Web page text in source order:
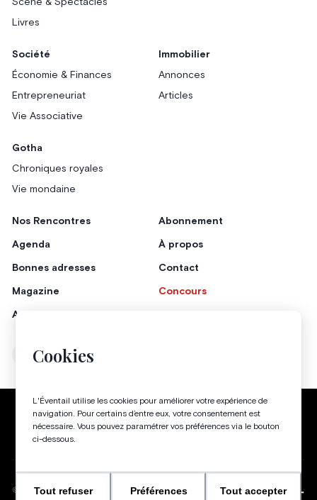
Cookies
L'Éventail utilise les cookies pour améliorer votre expérience de
navigation. Pour certains d’entre eux, votre consentement est
nécessaire. Vous pouvez paramétrer vos préférences via le bouton
ci-dessous.
Tout refuser Préférences Tout accepter
Scène & Spectacles
Livres
Société
Économie & Finances
Entrepreneuriat
Vie Associative
Immobilier
Annonces
Articles
Gotha
Chroniques royales
Vie mondaine
Nos Rencontres
Agenda
Bonnes adresses
Magazine
Annonceurs
Abonnement
À propos
Contact
Concours
Instagram
Politique de confidentialité Conditions générales
Gestion des cookies
© 2026-TOUS DROITS RÉSERVÉS WEBSITE BY